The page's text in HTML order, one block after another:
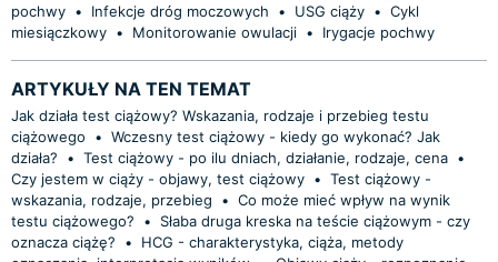
pochwy • Infekcje dróg moczowych • USG ciąży • Cykl
miesiączkowy • Monitorowanie owulacji • Irygacje pochwy
ARTYKUŁY NA TEN TEMAT
Jak działa test ciążowy? Wskazania, rodzaje i przebieg testu
ciążowego
• Wczesny test ciążowy - kiedy go wykonać? Jak
działa?
• Test ciążowy - po ilu dniach, działanie, rodzaje, cena •
Czy jestem w ciąży - objawy, test ciążowy • Test ciążowy -
wskazania, rodzaje, przebieg
• Co może mieć wpływ na wynik
testu ciążowego?
•
Słaba druga kreska na teście ciążowym - czy
oznacza ciążę?
•
HCG - charakterystyka, ciąża, metody